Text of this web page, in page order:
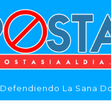
Defendiendo La Sana